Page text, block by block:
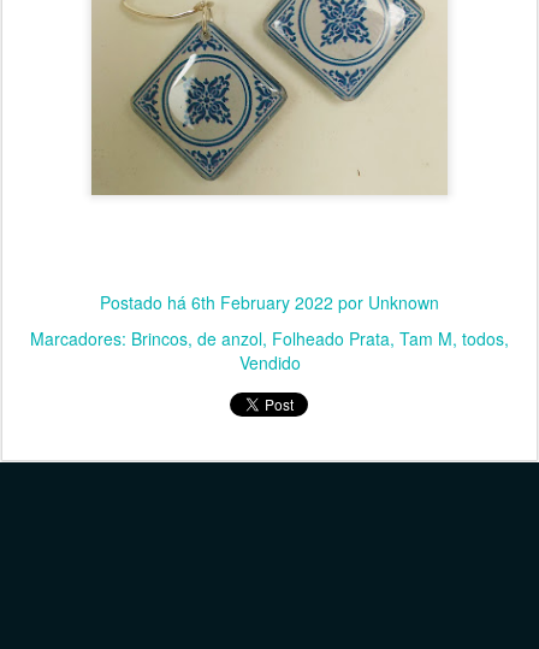
Postado há 6th February 2022 por Unknown
Marcadores: Brincos de anzol Folheado Prata Tam M todos
Vendido